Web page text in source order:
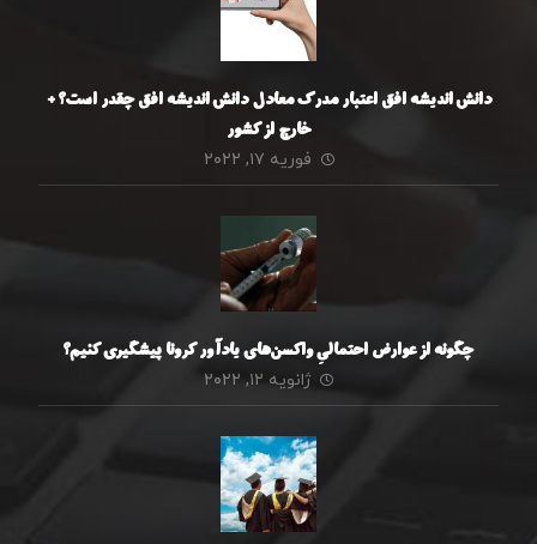
دانش اندیشه افق اعتبار مدرک معادل دانش اندیشه افق چقدر است؟ +
خارج از کشور
فوریه ۱۷, ۲۰۲۲
چگونه از عوارض احتمالیِ واکسن‌های یادآور کرونا پیشگیری کنیم؟
ژانویه ۱۲, ۲۰۲۲